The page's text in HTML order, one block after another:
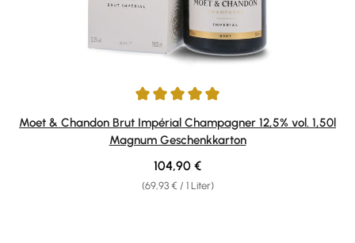
Durchschnittliche Bewertung von 5 von 5 Sternen
Moet & Chandon Brut Impérial Champagner 12,5% vol. 1,50l
Magnum Geschenkkarton
(69,93 € / 1 Liter)
Regulärer Preis:
104,90 €